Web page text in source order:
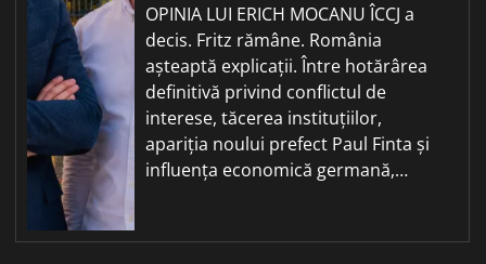
OPINIA LUI ERICH MOCANU ÎCCJ a
decis. Fritz rămâne. România
așteaptă explicații. Între hotărârea
definitivă privind conflictul de
interese, tăcerea instituțiilor,
apariția noului prefect Paul Finta și
influența economică germană,…